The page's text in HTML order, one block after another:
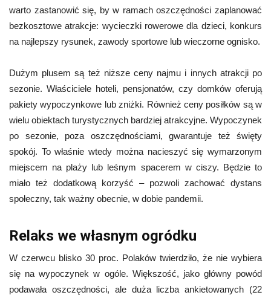
warto zastanowić się, by w ramach oszczędności zaplanować
bezkosztowe atrakcje: wycieczki rowerowe dla dzieci, konkurs
na najlepszy rysunek, zawody sportowe lub wieczorne ognisko.
Dużym plusem są też niższe ceny najmu i innych atrakcji po
sezonie. Właściciele hoteli, pensjonatów, czy domków oferują
pakiety wypoczynkowe lub zniżki. Również ceny posiłków są w
wielu obiektach turystycznych bardziej atrakcyjne. Wypoczynek
po sezonie, poza oszczędnościami, gwarantuje też święty
spokój. To właśnie wtedy można nacieszyć się wymarzonym
miejscem na plaży lub leśnym spacerem w ciszy. Będzie to
miało też dodatkową korzyść – pozwoli zachować dystans
społeczny, tak ważny obecnie, w dobie pandemii.
Relaks we własnym ogródku
W czerwcu blisko 30 proc. Polaków twierdziło, że nie wybiera
się na wypoczynek w ogóle. Większość, jako główny powód
podawała oszczędności, ale duża liczba ankietowanych (22